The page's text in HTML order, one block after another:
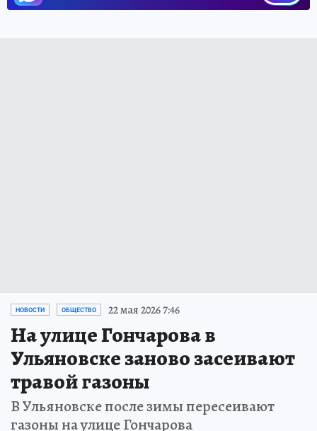
НОВОСТИ ОБЩЕСТВО 22 мая 2026 7:46
На улице Гончарова в
Ульяновске заново засеивают
травой газоны
В Ульяновске после зимы пересеивают
газоны на улице Гончарова